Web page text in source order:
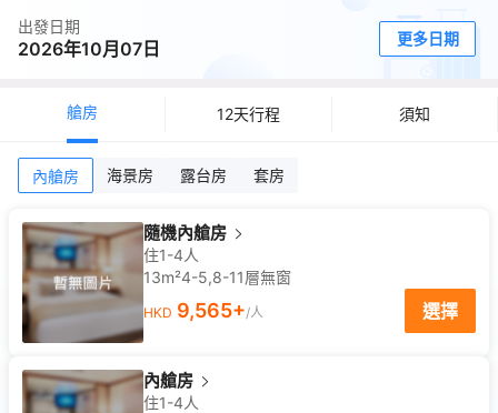
出發日期
2026年10月07日 更多日期
艙房 12天行程 須知
內艙房 海景房 露台房 套房
隨機內艙房
住1-4人
13m²4-5,8-11層無窗
HKD 9,565+/人 選擇
內艙房
住1-4人